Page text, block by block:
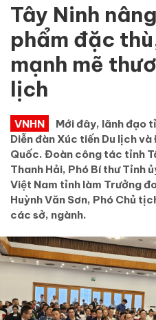
Tây Ninh
phẩm đặc
mạnh mẽ
lịch
VNHN
Mới đây, lãnh đạo
Diễn đàn Xúc tiến Du lịch
Quốc. Đoàn công tác tỉnh
Thanh Hải, Phó Bí thư Tỉnh
Việt Nam tỉnh làm Trưởng
Huỳnh Văn Sơn, Phó Chủ
các sở, ngành.